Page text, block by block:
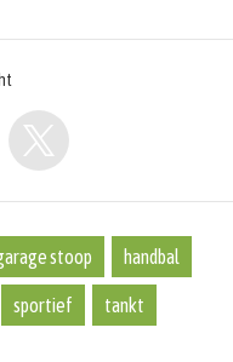
stoop handbal
sportief tankt